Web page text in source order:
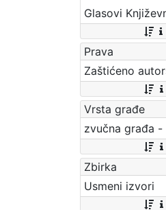
Glasovi
Prava
Zaštićeno
Vrsta građe
zvučna građa -
Zbirka
Usmeni izvori